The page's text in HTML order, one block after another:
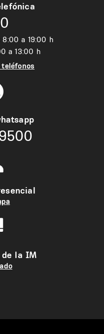
8:00 a 19:00 h
a 13:00 h
la IM